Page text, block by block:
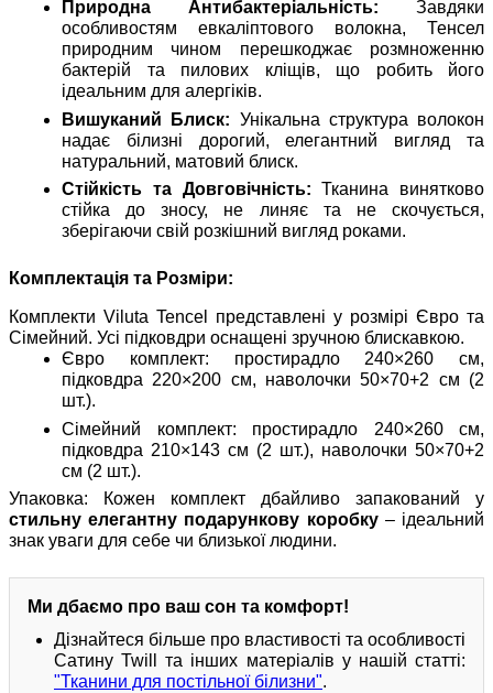
Природна Антибактеріальність: Завдяки
особливостям евкаліптового волокна, Тенсел
природним чином перешкоджає розмноженню
бактерій та пилових кліщів, що робить його
ідеальним для алергіків.
Вишуканий Блиск: Унікальна структура волокон
надає білизні дорогий, елегантний вигляд та
натуральний, матовий блиск.
Стійкість та Довговічність: Тканина винятково
стійка до зносу, не линяє та не скочується,
зберігаючи свій розкішний вигляд роками.
Комплектація та Розміри:
Комплекти Viluta Tencel представлені у розмірі Євро та
Сімейний. Усі підковдри оснащені зручною блискавкою.
Євро комплект: простирадло 240×260 см,
підковдра 220×200 см, наволочки 50×70+2 см (2
шт.).
Сімейний комплект: простирадло 240×260 см,
підковдра 210×143 см (2 шт.), наволочки 50×70+2
см (2 шт.).
Упаковка: Кожен комплект дбайливо запакований у
стильну елегантну подарункову коробку– ідеальний
знак уваги для себе чи близької людини.
Ми дбаємо про ваш сон та комфорт!
Дізнайтеся більше про властивості та особливості
Сатину Twill та інших матеріалів у нашій статті:
"Тканини для постільної білизни".